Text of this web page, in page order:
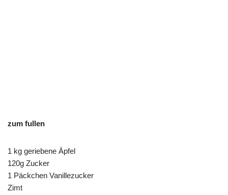
zum fullen
1 kg geriebene Äpfel
120g Zucker
1 Päckchen Vanillezucker
Zimt